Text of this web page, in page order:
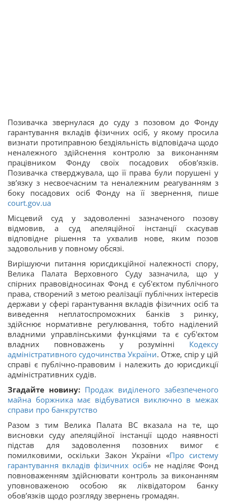
Позивачка звернулася до суду з позовом до Фонду
гарантування вкладів фізичних осіб, у якому просила
визнати протиправною бездіяльність відповідача щодо
неналежного здійснення контролю за виконанням
працівником Фонду своїх посадових обов’язків.
Позивачка стверджувала, що її права були порушені у
зв’язку з несвоєчасним та неналежним реагуванням з
боку посадових осіб Фонду на її звернення, пише
court.gov.ua
Місцевий суд у задоволенні зазначеного позову
відмовив, а суд апеляційної інстанції скасував
відповідне рішення та ухвалив нове, яким позов
задовольнив у повному обсязі.
Вирішуючи питання юрисдикційної належності спору,
Велика Палата Верховного Суду зазначила, що у
спірних правовідносинах Фонд є суб'єктом публічного
права, створений з метою реалізації публічних інтересів
держави у сфері гарантування вкладів фізичних осіб та
виведення неплатоспроможних банків з ринку,
здійснює нормативне регулювання, тобто наділений
владними управлінськими функціями та є суб'єктом
владних повноважень у розумінні Кодексу
адміністративного судочинства України. Отже, спір у цій
справі є публічно-правовим і належить до юрисдикції
адміністративних судів.
Згадайте новину: Продаж виділеного забезпеченого
майна боржника має відбуватися виключно в межах
справи про банкрутство
Разом з тим Велика Палата ВС вказала на те, що
висновки суду апеляційної інстанції щодо наявності
підстав для задоволення позовних вимог є
помилковими, оскільки Закон України «Про систему
гарантування вкладів фізичних осіб» не наділяє Фонд
повноваженням здійснювати контроль за виконанням
уповноваженою особою як ліквідатором банку
обов’язків щодо розгляду звернень громадян.